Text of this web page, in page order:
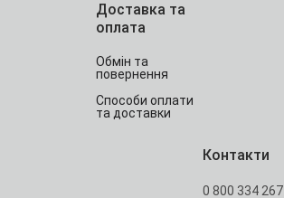
Доставка та
оплата
Обмін та
повернення
Способи оплати
та доставки
Контакти
0 800 334 267